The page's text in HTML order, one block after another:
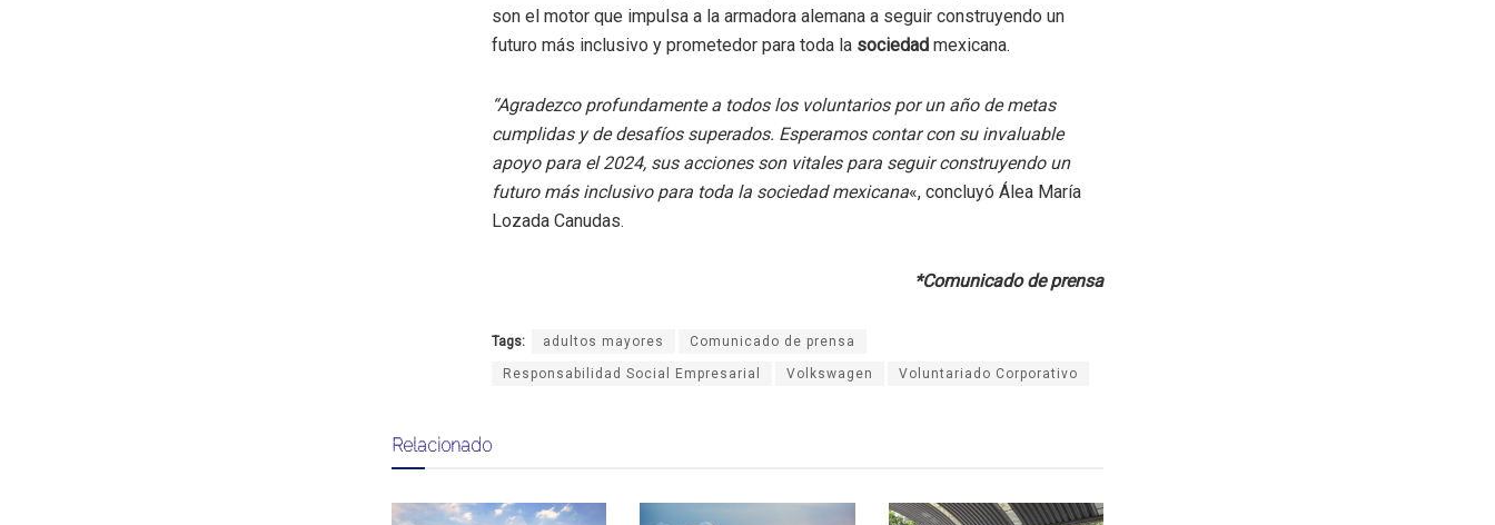
son el motor que impulsa a la armadora alemana a seguir construyendo un
futuro más inclusivo y prometedor para toda la sociedad mexicana.
“Agradezco profundamente a todos los voluntarios por un año de metas
cumplidas y de desafíos superados. Esperamos contar con su invaluable
apoyo para el 2024, sus acciones son vitales para seguir construyendo un
futuro más inclusivo para toda la sociedad mexicana«, concluyó Álea María
Lozada Canudas.
*Comunicado de prensa
Tags: adultos mayores Comunicado de prensa
Responsabilidad Social Empresarial Volkswagen Voluntariado Corporativo
Relacionado